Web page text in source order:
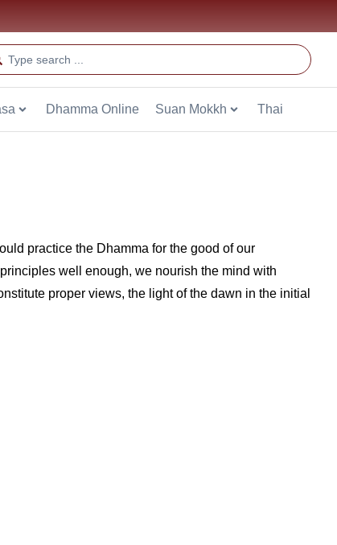
Dhamma Online Suan Mokkh Thai
practice the Dhamma for the good of our
well enough, we nourish the mind with
proper views, the light of the dawn in the initial